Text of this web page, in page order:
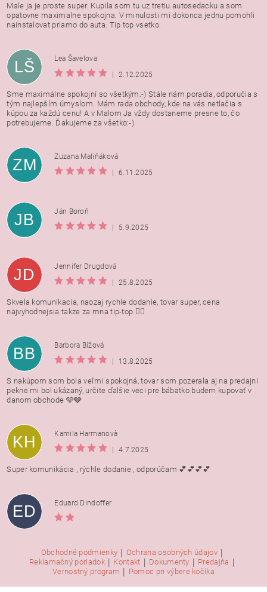
Male ja je proste super. Kupila som tu uz tretiu autosedacku a som
opatovne maximalne spokojna. V minulosti mi dokonca jednu pomohli
nainstalovat priamo do auta. Tip top vsetko.
LŠ
Lea Šavelova
|
2.12.2025
Sme maximálne spokojní so všetkým:-) Stále nám poradia, odporučia s
tým najlepším úmyslom. Mám rada obchody, kde na vás netlačia s
kúpou za každú cenu! A v Malom Ja vždy dostaneme presne to, čo
potrebujeme. Ďakujeme za všetko:-)
ZM
Zuzana Maliňáková
|
6.11.2025
JB
Ján Boroň
|
5.9.2025
JD
Jennifer Drugdová
|
25.8.2025
Skvela komunikacia, naozaj rychle dodanie, tovar super, cena
najvyhodnejsia takze za mna tip-top 👍🏻
BB
Barbora Bížová
|
13.8.2025
S nakúpom som bola veľmi spokojná, tovar som pozerala aj na predajni
pekne mi bol ukázaný, určite ďalšie veci pre bábätko budem kupovať v
danom obchode 🩵🩶
KH
Kamila Harmanovà
|
4.7.2025
Super komunikácia , rýchle dodanie , odporúčam 💕💕💕💕
ED Eduard Dindoffer
Obchodné podmienky | Ochrana osobných údajov |
Reklamačný poriadok | Kontakt | Dokumenty | Predajňa |
Vernostný program | Pomoc pri výbere kočíka